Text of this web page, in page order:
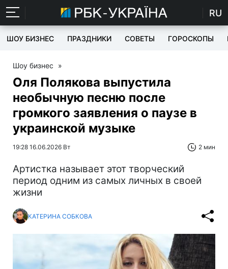
RU
ШОУ БИЗНЕС ПРАЗДНИКИ СОВЕТЫ ГОРОСКОПЫ
Шоу бизнес »
Оля Полякова выпустила
необычную песню после
громкого заявления о паузе в
украинской музыке
19:28 16.06.2026 Вт 2 мин
Артистка называет этот творческий
период одним из самых личных в своей
жизни
КАТЕРИНА СОБКОВА